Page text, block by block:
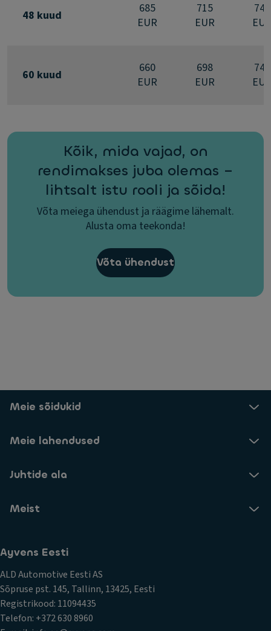
48 kuud
685
EUR
715
EUR
748
60 kuud
660
EUR
698
EUR
742
Kõik, mida vajad, on
rendimakses juba olemas –
lihtsalt istu rooli ja sõida!
Võta meiega ühendust ja räägime lähemalt.
Alusta oma teekonda!
Võta ühendust
Meie sõidukid
Meie lahendused
Juhtide ala
Meist
Ayvens Eesti
ALD Automotive Eesti AS
Sõpruse pst. 145, Tallinn, 13425, Eesti
Registrikood: 11094435
Telefon: +372 630 8960